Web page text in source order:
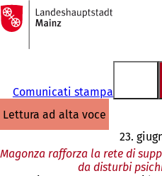
Vai al contenuto
Alla
pagina
iniziale
Comunicati stampa
lettura ad alta voce
23.
Magonza rafforza la rete di
da disturbi